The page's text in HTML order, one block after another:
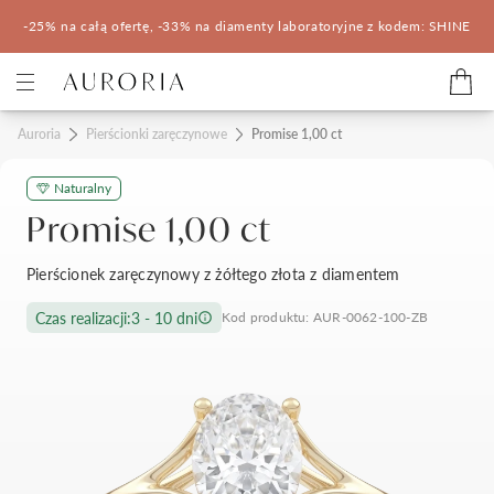
-25% na całą ofertę, -33% na diamenty laboratoryjne z kodem: SHINE
Kategorie
Pierścionki zaręczynowe
Pomocne
Konfigurator 3D
Salon Auroria Arkadia
Korzyści z zakupu
Auroria Pierścionki zaręczynowe Promise 1,00 ct
Naturalny
Promise 1,00 ct
Pierścionek zaręczynowy z żółtego złota z diamentem
Czas realizacji:3 - 10 dni Kod produktu: AUR-0062-100-ZB